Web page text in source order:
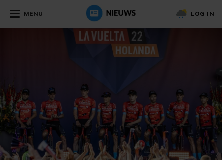
MENU LOG IN